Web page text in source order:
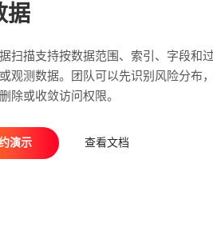
据
扫描支持按数据范围、索引、字段和
观测数据。团队可以先识别风险分布
除或收敛访问权限。
演示 查看文档